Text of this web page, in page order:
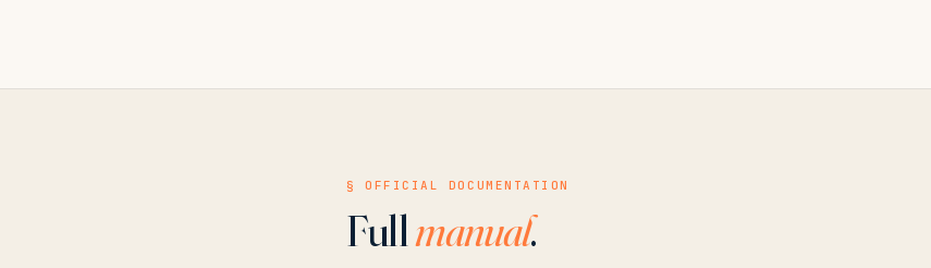
§ OFFICIAL DOCUMENTATION
Fullmanual.